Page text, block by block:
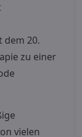
dem 20.
zu einer
vielen